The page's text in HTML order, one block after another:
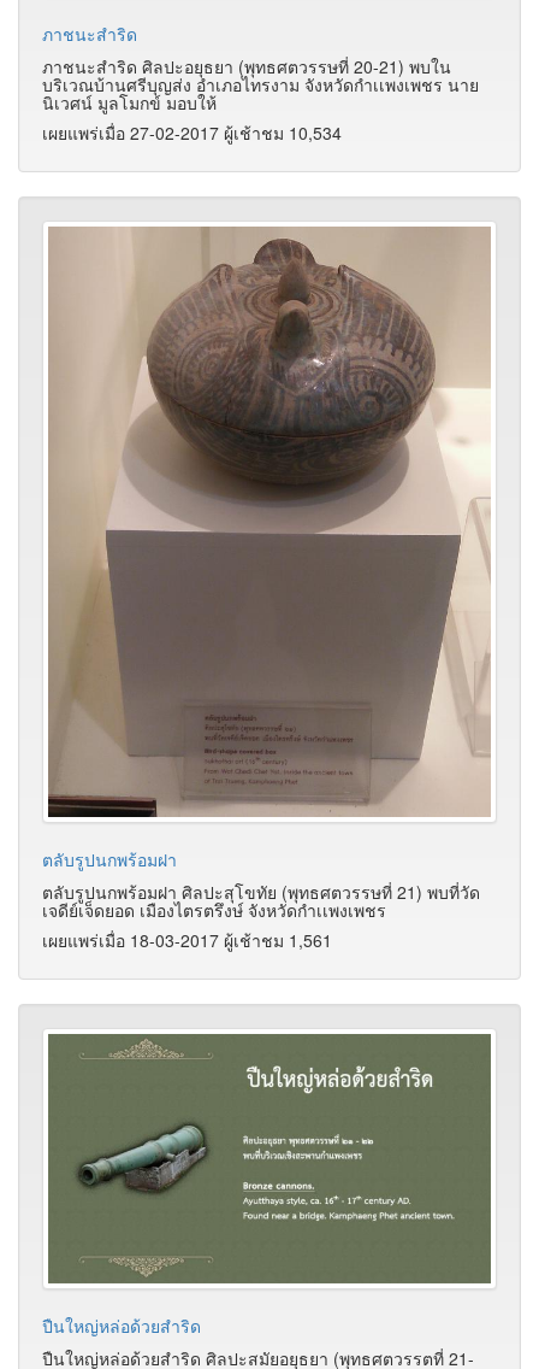
ภาชนะสำริด
ภาชนะสำริด ศิลปะอยุธยา (พุทธศตวรรษที่ 20-21) พบใน
บริเวณบ้านศรีบุญส่ง อำเภอไทรงาม จังหวัดกำเเพงเพชร นาย
นิเวศน์ มูลโมกข์ มอบให้
เผยแพร่เมื่อ 27-02-2017 ผู้เช้าชม 10,534
ตลับรูปนกพร้อมฝา
ตลับรูปนกพร้อมฝา ศิลปะสุโขทัย (พุทธศตวรรษที่ 21) พบที่วัด
เจดีย์เจ็ดยอด เมืองไตรตรึงษ์ จังหวัดกำเเพงเพชร
เผยแพร่เมื่อ 18-03-2017 ผู้เช้าชม 1,561
ปืนใหญ่หล่อด้วยสำริด
ปืนใหญ่หล่อด้วยสำริด ศิลปะสมัยอยุธยา (พุทธศตวรรตที่ 21-